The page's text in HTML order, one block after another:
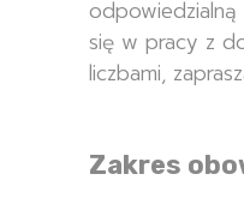
się w pracy z
liczbami,
Zakres